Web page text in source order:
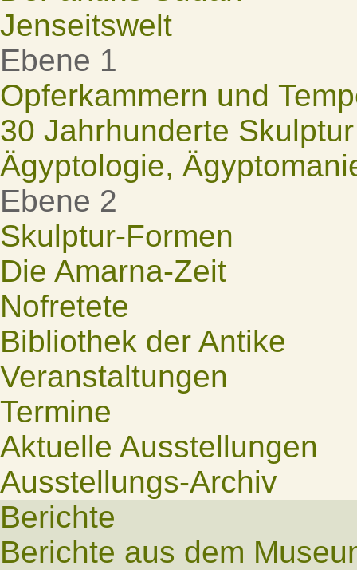
Jenseitswelt
Ebene 1
Opferkammern und
30 Jahrhunderte Skulptur
Ägyptologie,
Ebene 2
Skulptur-Formen
Die Amarna-Zeit
Nofretete
Bibliothek der Antike
Veranstaltungen
Termine
Aktuelle Ausstellungen
Ausstellungs-Archiv
Berichte
Berichte aus dem